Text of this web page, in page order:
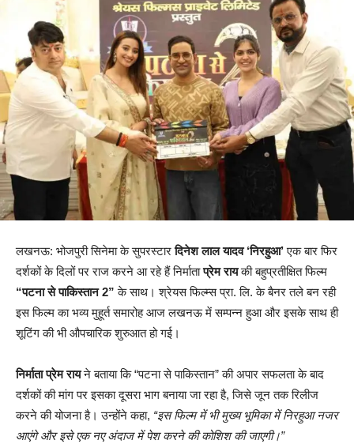
लखनऊ: भोजपुरी सिनेमा के सुपरस्टारदिनेश लाल यादव ‘निरहुआ’एक बार फिर
दर्शकों के दिलों पर राज करने आ रहे हैं निर्माताप्रेम रायकी बहुप्रतीक्षित फिल्म
“पटना से पाकिस्तान 2” के साथ। श्रेयस फिल्म्स प्रा. लि. के बैनर तले बन रही
इस फिल्म का भव्य मुहूर्त समारोह आज लखनऊ में सम्पन्न हुआ और इसके साथ ही
शूटिंग की भी औपचारिक शुरुआत हो गई।
निर्माता प्रेम रायने बताया कि “पटना से पाकिस्तान” की अपार सफलता के बाद
दर्शकों की मांग पर इसका दूसरा भाग बनाया जा रहा है, जिसे जून तक रिलीज
करने की योजना है। उन्होंने कहा, “इस फिल्म में भी मुख्य भूमिका में निरहुआ नजर
आएंगे और इसे एक नए अंदाज में पेश करने की कोशिश की जाएगी।”